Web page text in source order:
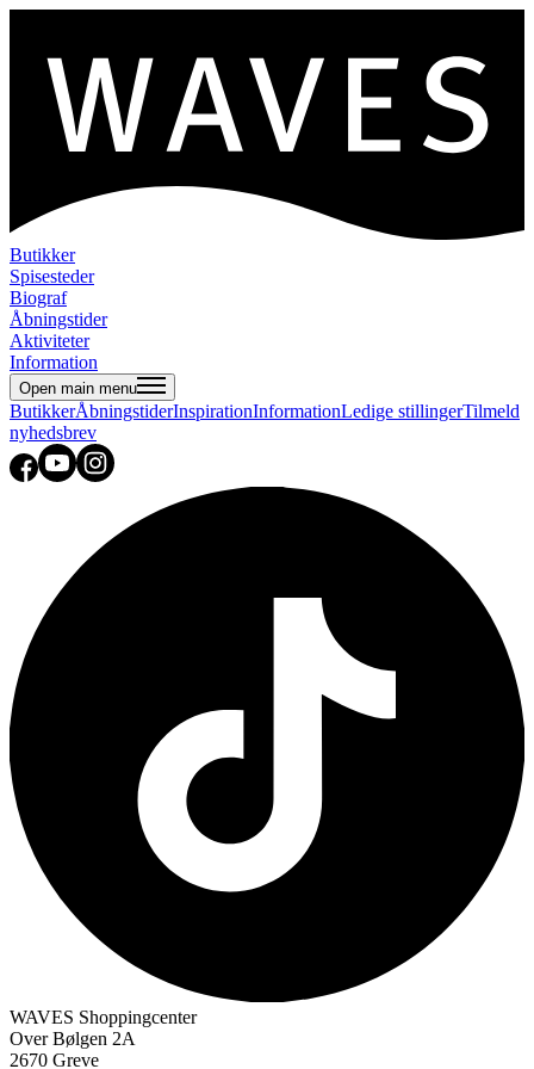
Butikker
Spisesteder
Biograf
Åbningstider
Aktiviteter
Information
Open main menu
ButikkerÅbningstiderInspirationInformationLedige stillingerTilmeld
nyhedsbrev
WAVES Shoppingcenter
Over Bølgen 2A
2670 Greve